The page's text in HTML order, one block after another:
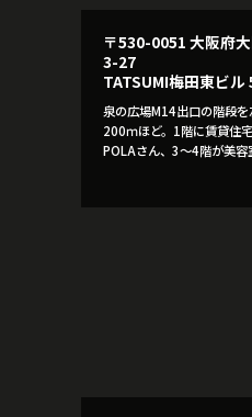
〒530-0051 大阪府
3-27
TATSUMI梅田東ビル
泉の広場M14出口の階段を
200ｍほど。1階に賃貸住
POLAさん、3～4階が美容